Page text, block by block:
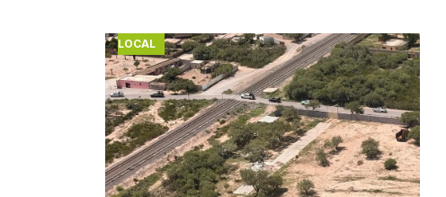
LOCAL